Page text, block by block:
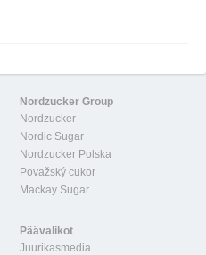
Nordzucker Group
Nordzucker
Nordic Sugar
Nordzucker Polska
Považský cukor
Mackay Sugar
Päävalikot
Juurikasmedia